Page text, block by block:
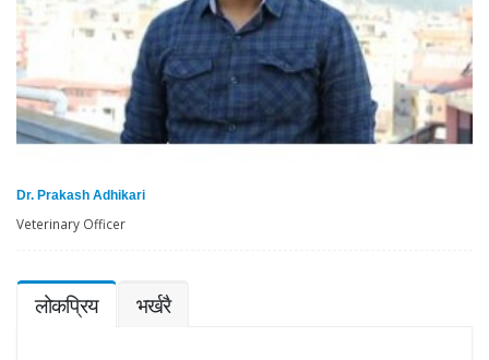
Dr. Prakash Adhikari
Veterinary Officer
लोकप्रिय भर्खरै